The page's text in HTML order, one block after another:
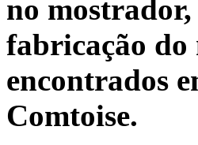
no
fabricação do
encontrados
Comtoise.